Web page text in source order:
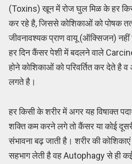
(Toxins) खून में रोज घुल मिळ के हर
कर रहे है, जिससे कोशिकाओं को पोषक
जीवनावश्यक प्राण वायू (ऑक्सिजन)
हर दिन कैंसर पेशी में बदलने वाले
होने कोशिकाओं को परिवर्तित कर देते है
लगते है।
हर किसी के शरीर में अगर यह विषाक्त
शक्ति कम करने लगे तो कैंसर या कोई दूसरी
संभावना बढ़ जाती है। शरीर की
सहभाग लेती है वह Autophagy से ही कई